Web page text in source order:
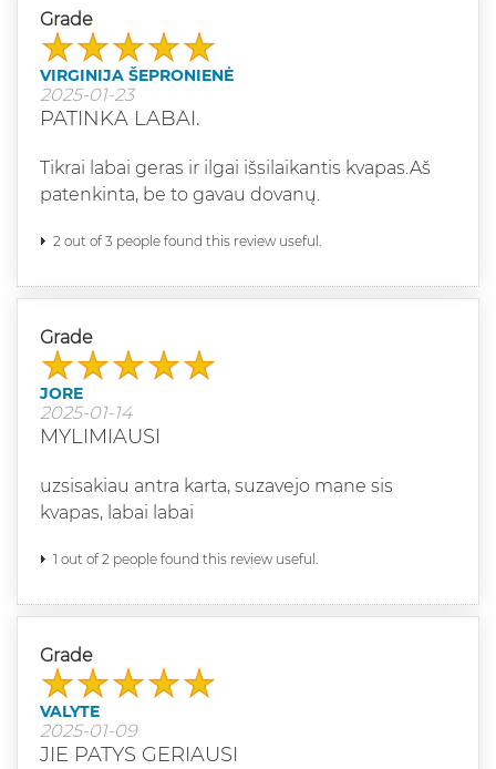
Grade
VIRGINIJA ŠEPRONIENĖ
2025-01-23
PATINKA LABAI.
Tikrai labai geras ir ilgai išsilaikantis kvapas.Aš
patenkinta, be to gavau dovanų.
2 out of 3 people found this review useful.
Grade
JORE
2025-01-14
MYLIMIAUSI
uzsisakiau antra karta, suzavejo mane sis
kvapas, labai labai
1 out of 2 people found this review useful.
Grade
VALYTE
2025-01-09
JIE PATYS GERIAUSI